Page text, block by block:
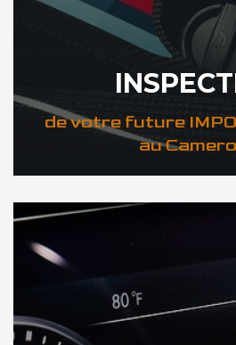
de votre future
au
DÉCOUVREZ VOTRE INSPECTION